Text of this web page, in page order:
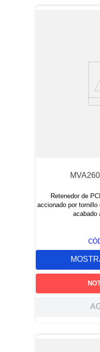
Retenedor de
accionado por
acabado